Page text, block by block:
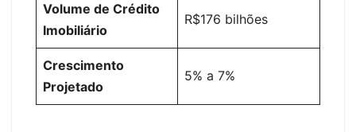
Volume de Crédito
Imobiliário
R$176 bilhões
Crescimento
Projetado
5% a 7%